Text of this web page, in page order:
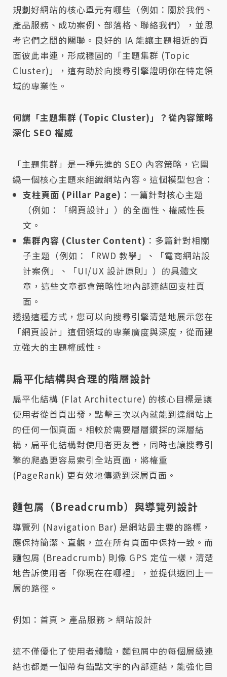
規劃好網站的核心單元有哪些（例如：關於我們、
產品服務、成功案例、部落格、聯絡我們），並思
考它們之間的關聯。良好的 IA 能讓主題相近的頁
面彼此串連，形成穩固的「主題集群 (Topic
Cluster)」，這有助於向搜尋引擎證明你在特定領
域的專業性。
何謂「主題集群 (Topic Cluster)」？從內容策略
深化 SEO 權威
「主題集群」是一種先進的 SEO 內容策略，它圍
繞一個核心主題來組織網站內容。這個模型包含：
支柱頁面 (Pillar Page) ：一篇針對核心主題
（例如：「網頁設計」）的全面性、權威性長
文。
集群內容 (Cluster Content) ：多篇針對相關
子主題（例如：「RWD 教學」、「電商網站設
計案例」、「UI/UX 設計原則」）的具體文
章，這些文章都會策略性地內部連結回支柱頁
面。
透過這種方式，您可以向搜尋引擎清楚地展示您在
「網頁設計」這個領域的專業廣度與深度，從而建
立強大的主題權威性。
扁平化結構與合理的階層設計
扁平化結構 (Flat Architecture) 的核心目標是讓
使用者從首頁出發，點擊三次以內就能到達網站上
的任何一個頁面。相較於需要層層鑽探的深層結
構，扁平化結構對使用者更友善，同時也讓搜尋引
擎的爬蟲更容易索引全站頁面，將權重
(PageRank) 更有效地傳遞到深層頁面。
麵包屑（Breadcrumb）與導覽列設計
導覽列 (Navigation Bar) 是網站最主要的路標，
應保持簡潔、直觀，並在所有頁面中保持一致。而
麵包屑 (Breadcrumb) 則像 GPS 定位一樣，清楚
地告訴使用者「你現在在哪裡」，並提供返回上一
層的路徑。
例如：首頁 > 產品服務 > 網站設計
這不僅優化了使用者體驗，麵包屑中的每個層級連
結也都是一個帶有錨點文字的內部連結，能強化目